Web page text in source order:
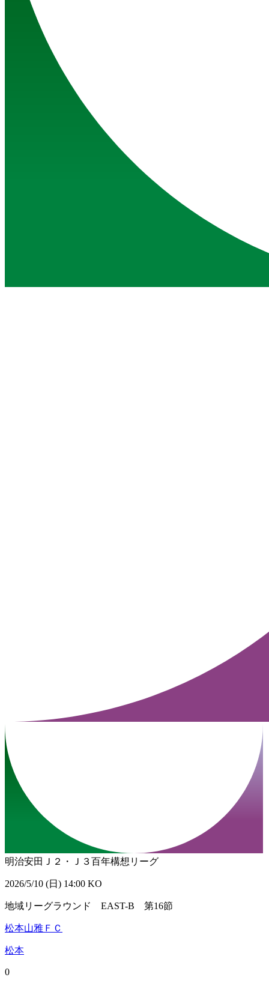
明治安田Ｊ２・Ｊ３百年構想リーグ
2026/5/10 (日) 14:00 KO
地域リーグラウンド EAST-B 第16節
松本山雅ＦＣ
松本
0